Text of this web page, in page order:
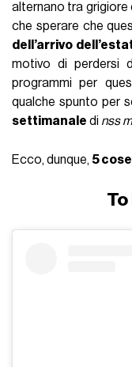
alternano tra grigiore
che sperare che
dell’arrivo
motivo di perdersi
programmi per
qualche spunto per
settimanale di nss
Ecco, dunque,5
To